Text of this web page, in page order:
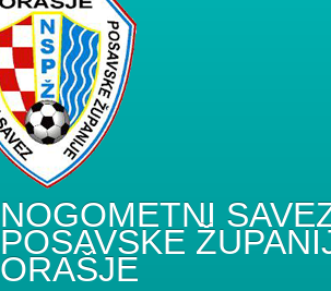
NOGOMETNI
POSAVSKE
ORAŠJE